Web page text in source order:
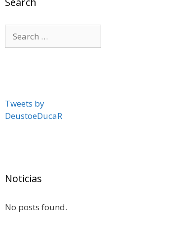
for:
Tweets by
DeustoeDucaR
Noticias
No posts found.